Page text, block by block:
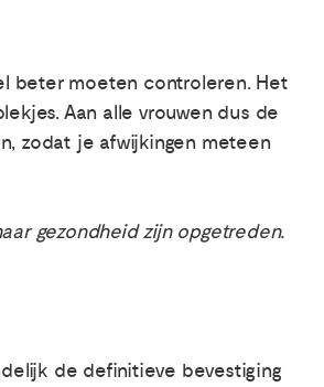
beter moeten controleren. Het
Aan alle vrouwen dus de
zodat je afwijkingen meteen
gezondheid zijn opgetreden.
de definitieve bevestiging